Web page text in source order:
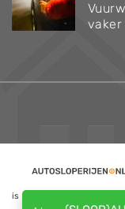
vaker
is een website van NoQ